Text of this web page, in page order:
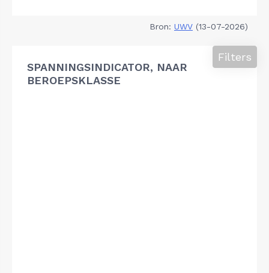
Bron: UWV (13-07-2026)
SPANNINGSINDICATOR, NAAR
BEROEPSKLASSE
Filters